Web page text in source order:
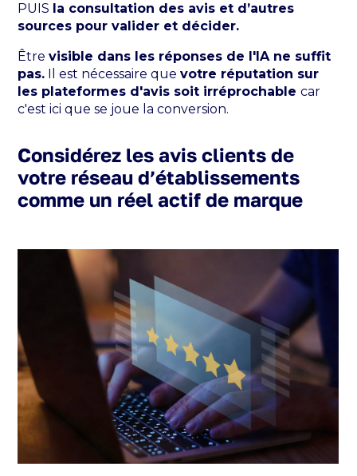
PUIS la consultation des avis et d’autres
sources pour valider et décider.
Êtrevisible dans les réponses de l'IA ne suffit
pas. Il est nécessaire quevotre réputation sur
les plateformes d'avis soit irréprochablecar
c'est ici que se joue la conversion.
Considérez les avis clients de
votre réseau d’établissements
comme un réel actif de marque